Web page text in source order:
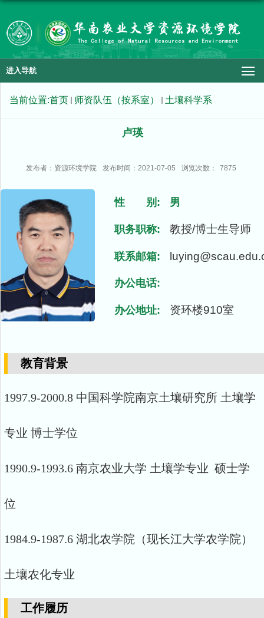
进入导航
当前位置:首页 师资队伍（按系室） 土壤科学系
卢瑛
发布者：资源环境学院 发布时间：2021-07-05 浏览次数： 7875
性 别: 男
职务职称: 教授/博士生导师
联系邮箱:
办公电话:
办公地址: 资环楼910室
教育背景
1997.9-2000.8 中国科学院南京土壤研究所 土壤学
专业 博士学位
1990.9-1993.6 南京农业大学 土壤学专业 硕士学
位
1984.9-1987.6 湖北农学院（现长江大学农学院）
土壤农化专业
工作履历